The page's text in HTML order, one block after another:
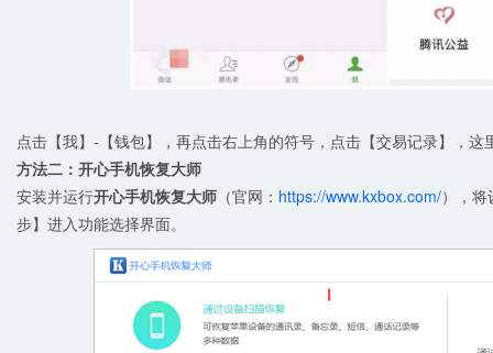
点击【我】-【钱包】，再点击右上角的符号，点击【交易记录】，
方法二：开心手机恢复大师
安装并运行开心手机恢复大师 （官网： https://www.kxbox.com/），
步】进入功能选择界面。